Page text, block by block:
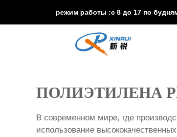
режим работы :с 8 до 17 по
ПОЛИЭТИЛЕНА
В современном мире, где
использование